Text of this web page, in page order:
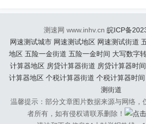
时间更新。小说简
测速网 www.inhv.cn 皖ICP备
网速测试城市 网速测试地区 网速测试街道
地区 五险一金街道 五险一金时间 大写数字
计算器地区 房贷计算器街道 房贷计算器时间
计算器地区 个税计算器街道 个税计算器时间
测街道
温馨提示：部分文章图片数据来源与网络，
者所有，如有侵权请联系删除！